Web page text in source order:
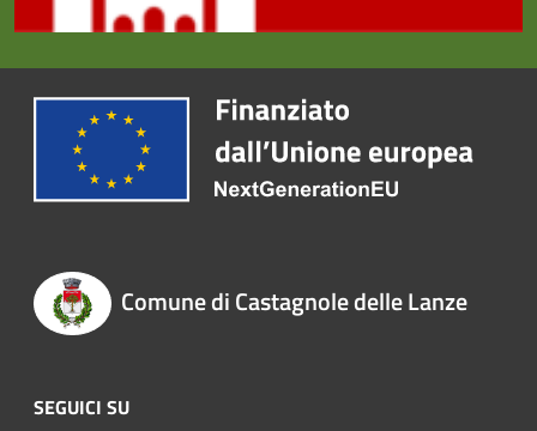
Comune di Castagnole delle Lanze
SEGUICI SU